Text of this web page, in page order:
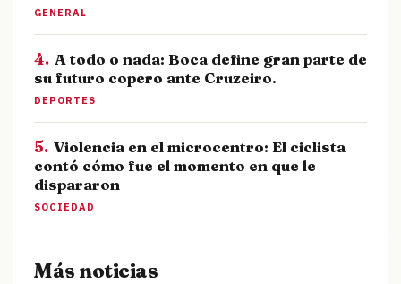
GENERAL
4. A todo o nada: Boca define gran parte de
su futuro copero ante Cruzeiro.
DEPORTES
5. Violencia en el microcentro: El ciclista
contó cómo fue el momento en que le
dispararon
SOCIEDAD
Más noticias